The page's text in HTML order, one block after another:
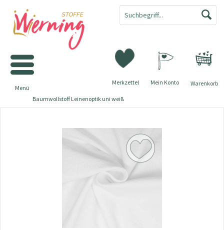
Warenkorb
Merkzettel Mein Konto
Menü
Baumwollstoff Leinenoptik uni weiß